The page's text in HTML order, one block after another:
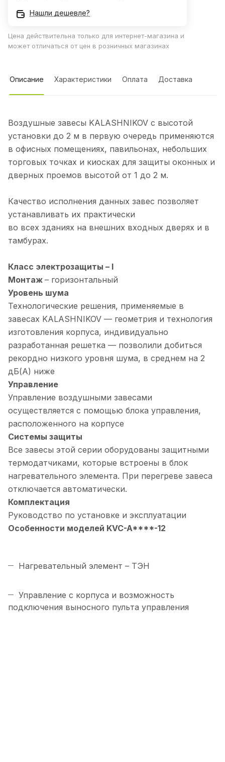
Нашли дешевле?
Цена действительна только для интернет-магазина и
может отличаться от цен в розничных магазинах
Описание Характеристики Оплата Доставка
Воздушные завесы KALASHNIKOV с высотой
установки до 2 м в первую очередь применяются
в офисных помещениях, павильонах, небольших
торговых точках и киосках для защиты оконных и
дверных проемов высотой от 1 до 2 м.
Качество исполнения данных завес позволяет
устанавливать их практически
во всех зданиях на внешних входных дверях и в
тамбурах.
Класс электрозащиты – I
Монтаж – горизонтальный
Уровень шума
Технологические решения, применяемые в
завесах KALASHNIKOV — геометрия и технология
изготовления корпуса, индивидуально
разработанная решетка — позволили добиться
рекордно низкого уровня шума, в среднем на 2
дБ(А) ниже
Управление
Управление воздушными завесами
осуществляется с помощью блока управления,
расположенного на корпусе
Системы защиты
Все завесы этой серии оборудованы защитными
термодатчиками, которые встроены в блок
нагревательного элемента. При перегреве завеса
отключается автоматически.
Комплектация
Руководство по установке и эксплуатации
Особенности моделей KVC-A****-12
Нагревательный элемент – ТЭН
Управление с корпуса и возможность
подключения выносного пульта управления